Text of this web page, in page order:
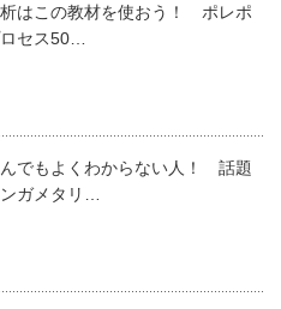
はこの教材を使おう！ ポレポ
セス50…
でもよくわからない人！ 話題
ガメタリ…